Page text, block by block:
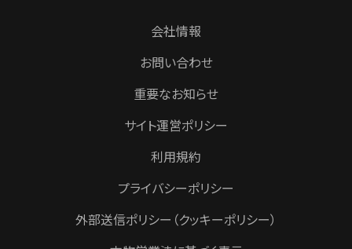
会社情報
お問い合わせ
重要なお知らせ
サイト運営ポリシー
利用規約
プライバシーポリシー
外部送信ポリシー（クッキーポリシー）